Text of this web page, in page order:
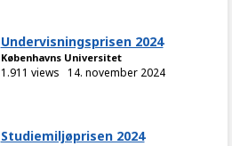
Undervisningsprisen 2024
Københavns Universitet
1.911 views 14. november 2024
Studiemiljøprisen 2024